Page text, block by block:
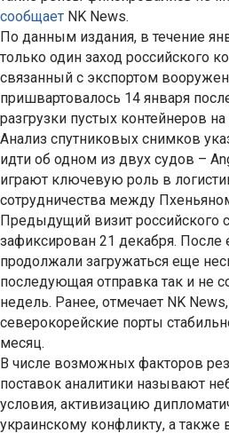
сообщает NK News.
По данным издания, в течение
только один заход российского
связанный с экспортом
пришвартовалось 14 января
разгрузки пустых контейнеров
Анализ спутниковых снимков
идти об одном из двух судов –
играют ключевую роль в
сотрудничества между
Предыдущий визит
зафиксирован 21 декабря. После
продолжали загружаться еще
последующая отправка так и не
недель. Ранее, отмечает NK
северокорейские порты
месяц.
В числе возможных факторов
поставок аналитики называют
условия, активизацию
украинскому конфликту, а также